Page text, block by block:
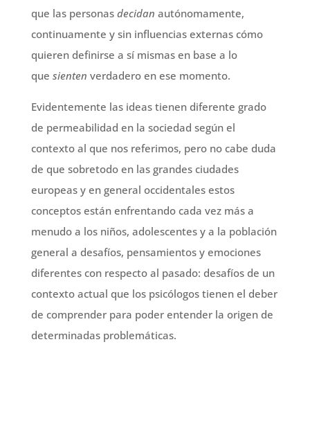
que las personas decidan autónomamente,
continuamente y sin influencias externas cómo
quieren definirse a sí mismas en base a lo
que sienten verdadero en ese momento.
Evidentemente las ideas tienen diferente grado
de permeabilidad en la sociedad según el
contexto al que nos referimos, pero no cabe duda
de que sobretodo en las grandes ciudades
europeas y en general occidentales estos
conceptos están enfrentando cada vez más a
menudo a los niños, adolescentes y a la población
general a desafíos, pensamientos y emociones
diferentes con respecto al pasado: desafíos de un
contexto actual que los psicólogos tienen el deber
de comprender para poder entender la origen de
determinadas problemáticas.